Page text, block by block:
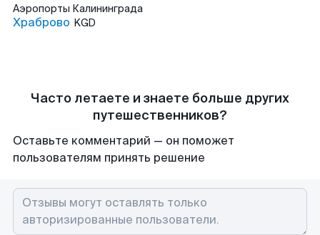
Аэропорты Калининграда
Храброво KGD
Часто летаете и знаете больше других
путешественников?
Оставьте комментарий — он поможет
пользователям принять решение